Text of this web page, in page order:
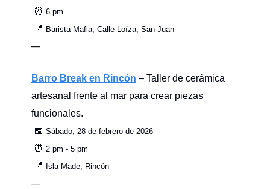
⏰ 6 pm
📍 Barista Mafia, Calle Loíza, San Juan
—
Barro Break en Rincón – Taller de cerámica
artesanal frente al mar para crear piezas
funcionales.
📅 Sábado, 28 de febrero de 2026
⏰ 2 pm - 5 pm
📍 Isla Made, Rincón
—